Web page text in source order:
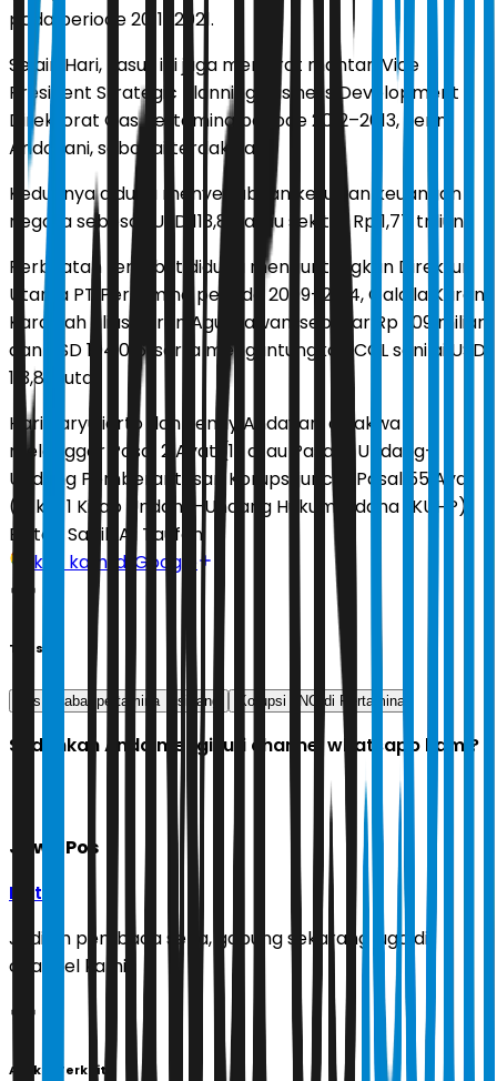
pada periode 2011–2021.
Selain Hari, kasus ini juga menjerat mantan Vice
President Strategic Planning Business Development
Direktorat Gas Pertamina periode 2012–2013, Yenni
Andayani, sebagai terdakwa.
Keduanya diduga menyebabkan kerugian keuangan
negara sebesar USD 113,84 atau sekitar Rp 1,77 triliun.
Perbuatan tersebut diduga menguntungkan Direktur
Utama PT Pertamina periode 2009–2014, Galaila Karen
Kardinah alias Karen Agustiawan, sebesar Rp 1,09 miliar
dan USD 104.016, serta menguntungkan CCL senilai USD
113,84 juta.
Hari Karyuliarto dan Yenny Andayani didakwa
melanggar Pasal 2 Ayat (1) atau Pasal 3 Undang-
Undang Pemberantasan Korupsi juncto Pasal 55 Ayat
(1) ke-1 Kitab Undang-Undang Hukum Pidana (KUHP).
Editor: Sabik Aji Taufan
Ikuti kami di Google
Tags
eks pejabat pertamina sidang Korupsi LNG di Pertamina
Sudahkah Anda mengikuti channel whatsapp kami?
Jawa Pos
Ikuti
Jadilah pembaca setia, gabung sekarang juga di
channel kami!
Artikel Terkait